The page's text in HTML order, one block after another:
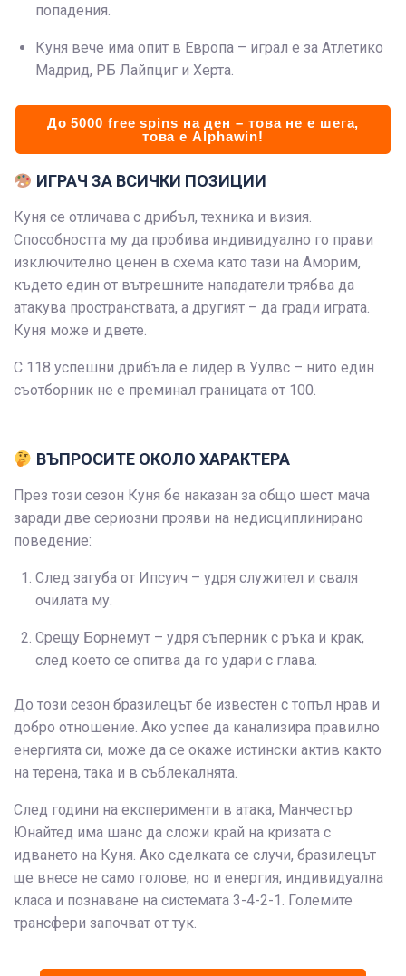
попадения.
Куня вече има опит в Европа – играл е за Атлетико
Мадрид, РБ Лайпциг и Херта.
До 5000 free spins на ден – това не е шега,
това е Alphawin!
ИГРАЧ ЗА ВСИЧКИ ПОЗИЦИИ
Куня се отличава с дрибъл, техника и визия.
Способността му да пробива индивидуално го прави
изключително ценен в схема като тази на Аморим,
където един от вътрешните нападатели трябва да
атакува пространствата, а другият – да гради играта.
Куня може и двете.
С 118 успешни дрибъла е лидер в Уулвс – нито един
съотборник не е преминал границата от 100.
ВЪПРОСИТЕ ОКОЛО ХАРАКТЕРА
През този сезон Куня бе наказан за общо шест мача
заради две сериозни прояви на недисциплинирано
поведение:
След загуба от Ипсуич – удря служител и сваля
очилата му.
Срещу Борнемут – удря съперник с ръка и крак,
след което се опитва да го удари с глава.
До този сезон бразилецът бе известен с топъл нрав и
добро отношение. Ако успее да канализира правилно
енергията си, може да се окаже истински актив както
на терена, така и в съблекалнята.
След години на експерименти в атака, Манчестър
Юнайтед има шанс да сложи край на кризата с
идването на Куня. Ако сделката се случи, бразилецът
ще внесе не само голове, но и енергия, индивидуална
класа и познаване на системата 3-4-2-1. Големите
трансфери започват от тук.